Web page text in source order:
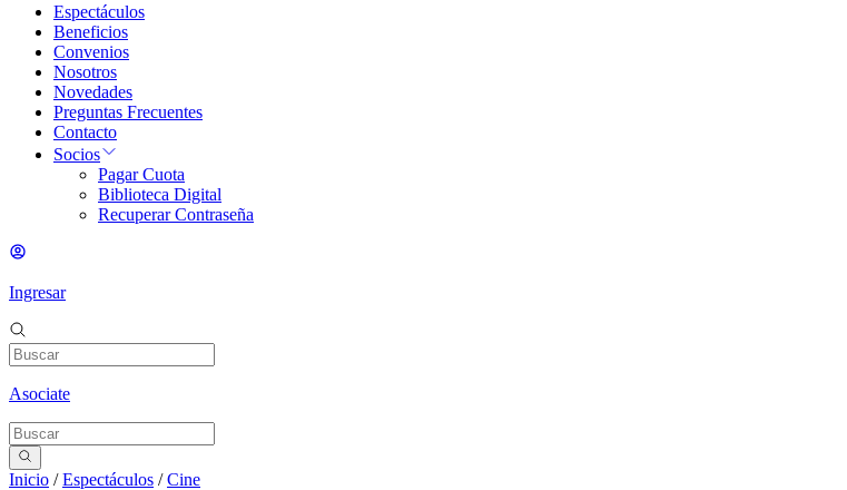
Espectáculos
Beneficios
Convenios
Nosotros
Novedades
Preguntas Frecuentes
Contacto
Socios
Pagar Cuota
Biblioteca Digital
Recuperar Contraseña
Ingresar
Asociate
Inicio /Espectáculos /Cine